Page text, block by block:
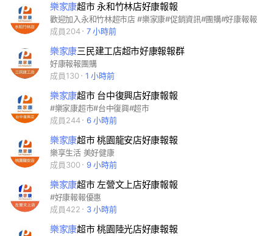
樂家康超市 永和竹林店好康報報
歡迎加入永和竹林超市店 #樂家康#促銷資訊#團購#好康報報
成員204
7 小時前
樂家康三民建工店超市好康報報群
好康報報團購
成員130
1 小時前
樂家康超市 台中復興店好康報報
#樂家康超市#台中復興#超市
成員244
6 小時前
樂家康超市 桃園龍安店好康報報
樂享生活 美好健康
成員300
9 小時前
樂家康超市 左營文上店好康報報
#好康報報優惠
成員422
3 小時前
樂家康超市 桃園陸光店好康報報